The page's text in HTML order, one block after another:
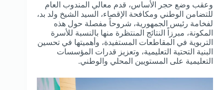
وعقب وضع حجر الأساس، قدم معالي المندوب العام
للتضامن الوطني ومكافحة الإقصاء، السيد الشيخ ولد بد،
لفخامة رئيس الجمهورية، شروحاً مفصلة حول هذه
المكونة، مبرزاً النتائج المنتظرة منها بالنسبة للأسرة
التربوية في المقاطعات المستفيدة، وأهميتها في تحسين
البنية التحتية التعليمية، وتعزيز قدرات المؤسسات
التعليمية على المستويين المحلي والوطني.